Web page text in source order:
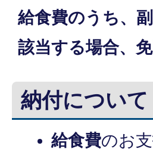
給食費のうち、
該当する場合、
納付について
給食費のお